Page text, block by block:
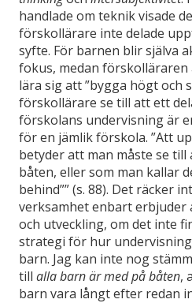
handlade om teknik visade
förskollärare inte delade
syfte. För barnen blir själva
fokus, medan
lära sig att ”bygga högt och
förskollärare se till att ett
förskolans undervisning är
för en jämlik förskola. ”Att
betyder att man måste se
båten, eller som man kallar
behind”” (s. 88). Det räcker
verksamhet enbart
och utveckling, om det inte
strategi för hur
barn. Jag kan inte nog
till alla barn är med på båten,
barn vara långt efter redan